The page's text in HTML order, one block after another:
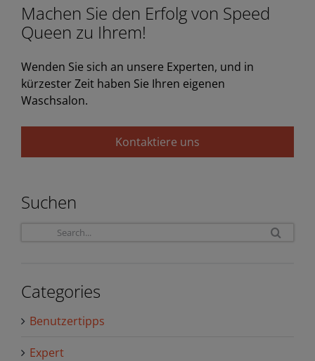
Machen Sie den Erfolg von Speed
Queen zu Ihrem!
Wenden Sie sich an unsere Experten, und in
kürzester Zeit haben Sie Ihren eigenen
Waschsalon.
Kontaktiere uns
Suchen
Categories
Benutzertipps
Expert